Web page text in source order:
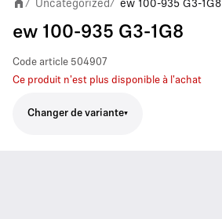
/ Uncategorized/ ew 100-935 G3-1G8
ew 100-935 G3-1G8
Code article 504907
Ce produit n'est plus disponible à l'achat
Changer de variante